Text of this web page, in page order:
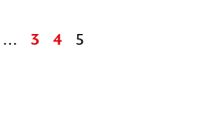
… 3 4 5